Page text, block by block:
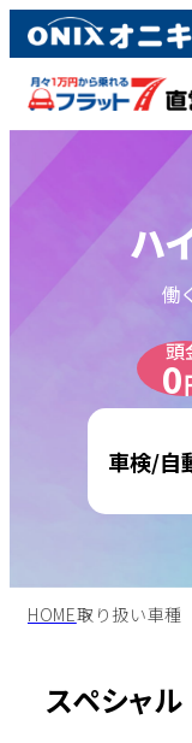
ハ
働
頭
0
車検/自
HOME取り扱い車種
スペシャ